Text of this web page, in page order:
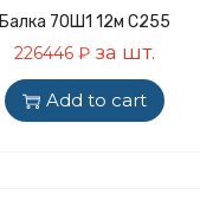
Балка 70Ш1 12м С255
226446₽ за шт.
Add to cart